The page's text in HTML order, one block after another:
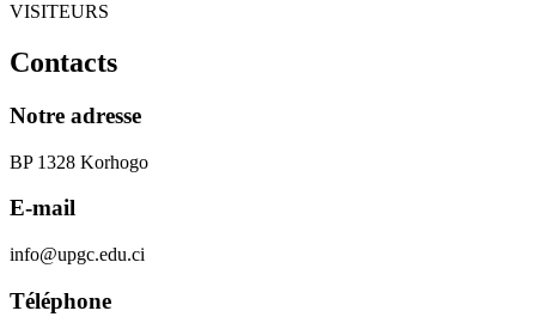
VISITEURS
Contacts
Notre adresse
BP 1328 Korhogo
E-mail
info@upgc.edu.ci
Téléphone